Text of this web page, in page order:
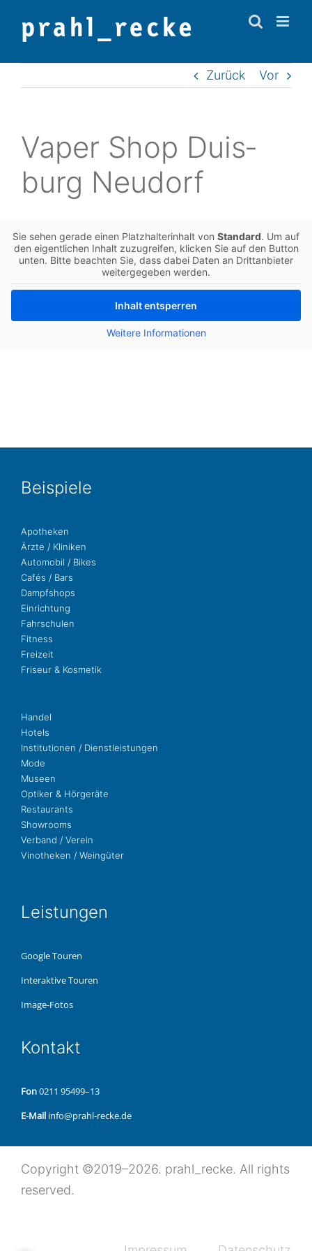
Inhalt
Zurück
Vor
Vaper Shop Duis­
burg Neudorf
Sie sehen gerade einen Platz­hal­ter­in­halt von Stan­dard. Um auf
den eigent­li­chen Inhalt zuzu­grei­fen, kli­cken Sie auf den Button
unten. Bitte beach­ten Sie, dass dabei Daten an Dritt­an­bie­ter
wei­ter­ge­ge­ben werden.
Inhalt ent­sper­ren
Wei­te­re Infor­ma­tio­nen
Bei­spie­le
Apo­the­ken
Ärzte / Kliniken
Auto­mo­bil / Bikes
Cafés / Bars
Dampf­shops
Ein­rich­tung
Fahr­schu­len
Fit­ness
Freizeit
Fri­seur & Kosmetik
Handel
Hotels
Insti­tu­tio­nen / Dienstleistungen
Mode
Museen
Opti­ker & Hörgeräte
Restau­rants
Show­rooms
Ver­band / Verein
Vino­the­ken / Weingüter
Leis­tun­gen
Google Touren
Inter­ak­ti­ve Touren
Image-Fotos
Kon­takt
Fon0211 95499–13
E‑Mail info@prahl-recke.de
Copy­right ©2019–2026. prahl_recke. All rights
reserved.